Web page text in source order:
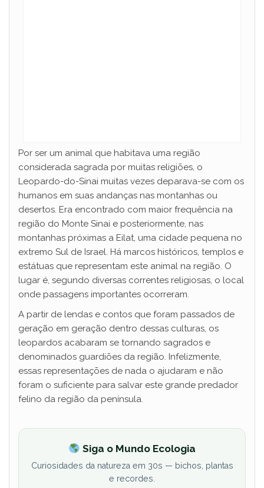
Por ser um animal que habitava uma região
considerada sagrada por muitas religiões, o
Leopardo-do-Sinai muitas vezes deparava-se com os
humanos em suas andanças nas montanhas ou
desertos. Era encontrado com maior frequência na
região do Monte Sinai e posteriormente, nas
montanhas próximas a Eilat, uma cidade pequena no
extremo Sul de Israel. Há marcos históricos, templos e
estátuas que representam este animal na região. O
lugar é, segundo diversas correntes religiosas, o local
onde passagens importantes ocorreram.
A partir de lendas e contos que foram passados de
geração em geração dentro dessas culturas, os
leopardos acabaram se tornando sagrados e
denominados guardiões da região. Infelizmente,
essas representações de nada o ajudaram e não
foram o suficiente para salvar este grande predador
felino da região da península.
Siga o Mundo Ecologia
Curiosidades da natureza em 30s — bichos, plantas
e recordes.